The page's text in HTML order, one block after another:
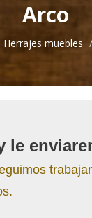
Arco
Herrajes muebles